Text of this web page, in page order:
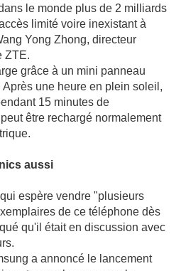
le monde plus de 2 milliards
limité voire inexistant à
Yong Zhong, directeur
ZTE.
grâce à un mini panneau
une heure en plein soleil,
15 minutes de
être rechargé normalement
aussi
espère vendre "plusieurs
de ce téléphone dès
qu'il était en discussion avec
a annoncé le lancement